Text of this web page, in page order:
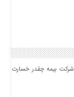
بیمه چقدر خسارت